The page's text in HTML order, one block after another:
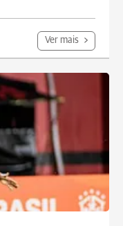
Ver mais